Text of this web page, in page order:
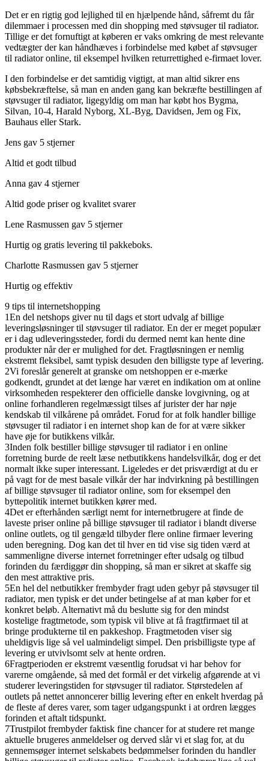
Det er en rigtig god lejlighed til en hjælpende hånd, såfremt du får
dilemmaer i processen med din shopping med støvsuger til radiator.
Tillige er det fornuftigt at køberen er vaks omkring de mest relevante
vedtægter der kan håndhæves i forbindelse med købet af støvsuger
til radiator online, til eksempel hvilken returrettighed e-firmaet lover.
I den forbindelse er det samtidig vigtigt, at man altid sikrer ens
købsbekræftelse, så man en anden gang kan bekræfte bestillingen af
støvsuger til radiator, ligegyldig om man har købt hos Bygma,
Silvan, 10-4, Harald Nyborg, XL-Byg, Davidsen, Jem og Fix,
Bauhaus eller Stark.
Jens gav 5 stjerner
Altid et godt tilbud
Anna gav 4 stjerner
Altid gode priser og kvalitet svarer
Lene Rasmussen gav 5 stjerner
Hurtig og gratis levering til pakkeboks.
Charlotte Rasmussen gav 5 stjerner
Hurtig og effektiv
9 tips til internetshopping
1En del netshops giver nu til dags et stort udvalg af billige
leveringsløsninger til støvsuger til radiator. En der er meget populær
er i dag udleveringssteder, fordi du dermed nemt kan hente dine
produkter når der er mulighed for det. Fragtløsningen er nemlig
ekstremt fleksibel, samt typisk desuden den billigste type af levering.
2Vi foreslår generelt at granske om netshoppen er e-mærke
godkendt, grundet at det længe har været en indikation om at online
virksomheden respekterer den officielle danske lovgivning, og at
online forhandleren regelmæssigt tilses af jurister der har nøje
kendskab til vilkårene på området. Forud for at folk handler billige
støvsuger til radiator i en internet shop kan de for at være sikker
have øje for butikkens vilkår.
3Inden folk bestiller billige støvsuger til radiator i en online
forretning burde de reelt læse netbutikkens handelsvilkår, dog er det
normalt ikke super interessant. Ligeledes er det prisværdigt at du er
på vagt for de mest basale vilkår der har indvirkning på bestillingen
af billige støvsuger til radiator online, som for eksempel den
byttepolitik internet butikken kører med.
4Det er efterhånden særligt nemt for internetbrugere at finde de
laveste priser online på billige støvsuger til radiator i blandt diverse
online outlets, og til gengæld tilbyder flere online firmaer levering
uden beregning. Dog kan det til hver en tid vise sig tiden værd at
sammenligne diverse internet forretninger efter udsalg og tilbud
forinden du færdiggør din shopping, så man er sikret at skaffe sig
den mest attraktive pris.
5En hel del netbutikker frembyder fragt uden gebyr på støvsuger til
radiator, men typisk er det under betingelse af at man køber for et
konkret beløb. Alternativt må du beslutte sig for den mindst
kostelige fragtmetode, som typisk vil blive at få fragtfirmaet til at
bringe produkterne til en pakkeshop. Fragtmetoden viser sig
uheldigvis lige så vel ualmindeligt simpel. Den prisbilligste type af
levering er utvivlsomt selv at hente ordren.
6Fragtperioden er ekstremt væsentlig forudsat vi har behov for
varerne omgående, så med det formål er det virkelig afgørende at vi
studerer leveringstiden for støvsuger til radiator. Størstedelen af
outlets på nettet annoncerer billig levering efter en enkelt hverdag på
de fleste af deres varer, som tager udgangspunkt i at ordren lægges
forinden et aftalt tidspunkt.
7Trustpilot frembyder faktisk fine chancer for at studere ret mange
aktuelle brugeres anmeldelser og derved slår vi et slag for, at du
gennemsøger internet selskabets bedømmelser forinden du handler